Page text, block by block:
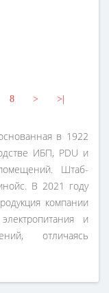
8 > >|
в 1922
ИБП, PDU и
Штаб-
В 2021 году
компании
и
отличаясь